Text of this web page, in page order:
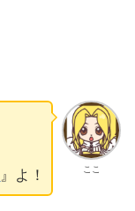
ここ
』よ！